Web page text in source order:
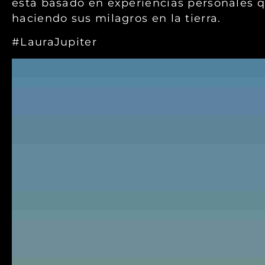
está basado en experiencias personales
haciendo sus milagros en la tierra.
#LauraJupiter